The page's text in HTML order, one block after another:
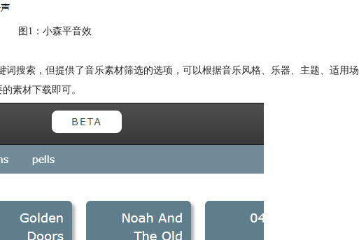
图1：小森平音效
词搜索，但提供了音乐素材筛选的选项，可以根据音乐风格、乐器、主题、适用场
素材下载即可。